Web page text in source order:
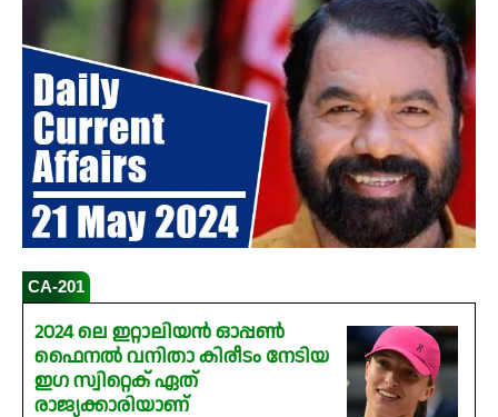
CA-201
2024 ലെ ഇറ്റാലിയൻ ഓപ്പൺ
ഫൈനൽ വനിതാ കിരീടം നേടിയ
ഇഗ സ്വിറ്റെക് ഏത്
രാജ്യക്കാരിയാണ്